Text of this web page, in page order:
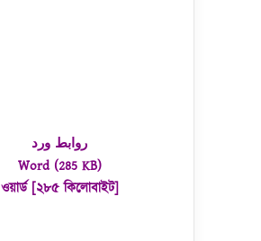
روابط ورد
Word (285 KB)
ওয়ার্ড [২৮৫ কিলোবাইট]